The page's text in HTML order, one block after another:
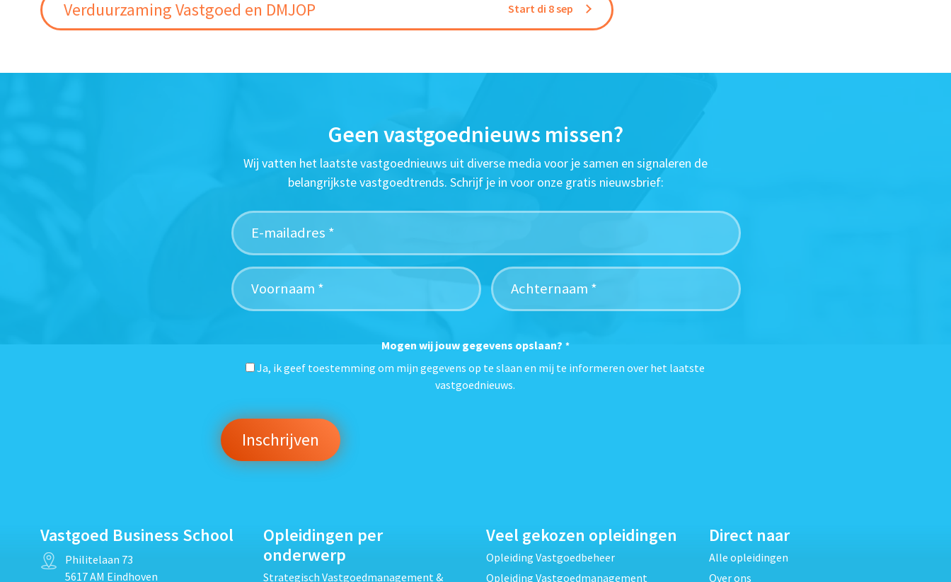
Verduurzaming Vastgoed en DMJOP Start di 8 sep
Geen vastgoednieuws missen?
Wij vatten het laatste vastgoednieuws uit diverse media voor je samen en signaleren de
belangrijkste vastgoedtrends. Schrijf je in voor onze gratis nieuwsbrief:
Mogen wij jouw gegevens opslaan? *
Ja, ik geef toestemming om mijn gegevens op te slaan en mij te informeren over het laatste
vastgoednieuws.
Vastgoed Business School
Philitelaan 73
5617 AM Eindhoven
Opleidingen per
onderwerp
Strategisch Vastgoedmanagement &
Veel gekozen opleidingen
Opleiding Vastgoedbeheer
Opleiding Vastgoedmanagement
Direct naar
Alle opleidingen
Over ons